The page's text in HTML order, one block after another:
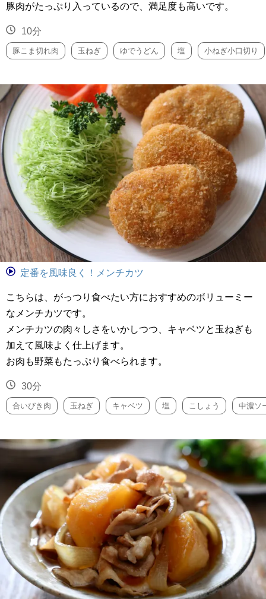
豚肉がたっぷり入っているので、満足度も高いです。
10分
豚こま切れ肉 玉ねぎ ゆでうどん 塩 小ねぎ小口切り
定番を風味良く！メンチカツ
こちらは、がっつり食べたい方におすすめのボリューミー
なメンチカツです。
メンチカツの肉々しさをいかしつつ、キャベツと玉ねぎも
加えて風味よく仕上げます。
お肉も野菜もたっぷり食べられます。
30分
合いびき肉 玉ねぎ キャベツ 塩 こしょう 中濃ソ